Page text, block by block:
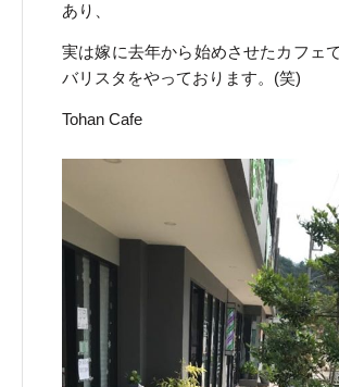
あり、
実は嫁に去年から始めさせたカフェ
バリスタをやっております。(笑)
Tohan Cafe